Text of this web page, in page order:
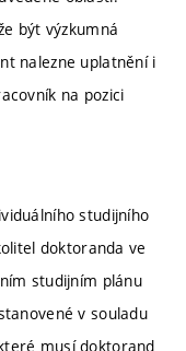
být výzkumná
nalezne uplatnění i
na pozici
studijního
doktoranda ve
studijním plánu
v souladu
musí doktorand